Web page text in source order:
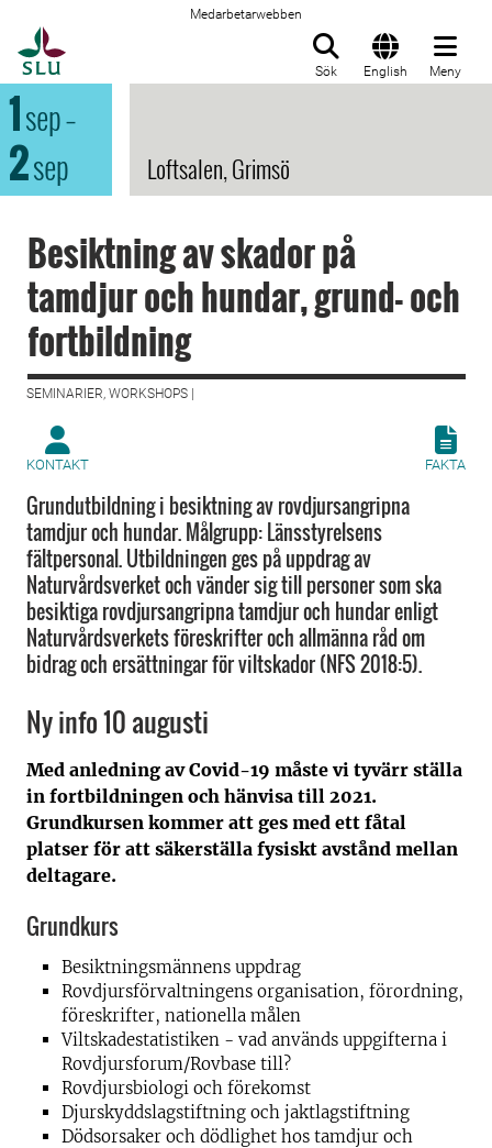
Medarbetarwebben
Sök English Meny
1sep–
2sep Loftsalen, Grimsö
Besiktning av skador på
tamdjur och hundar, grund- och
fortbildning
SEMINARIER, WORKSHOPS |
KONTAKT FAKTA
Grundutbildning i besiktning av rovdjursangripna
tamdjur och hundar. Målgrupp: Länsstyrelsens
fältpersonal. Utbildningen ges på uppdrag av
Naturvårdsverket och vänder sig till personer som ska
besiktiga rovdjursangripna tamdjur och hundar enligt
Naturvårdsverkets föreskrifter och allmänna råd om
bidrag och ersättningar för viltskador (NFS 2018:5).
Ny info 10 augusti
Med anledning av Covid-19 måste vi tyvärr ställa
in fortbildningen och hänvisa till 2021.
Grundkursen kommer att ges med ett fåtal
platser för att säkerställa fysiskt avstånd mellan
deltagare.
Grundkurs
Besiktningsmännens uppdrag
Rovdjursförvaltningens organisation, förordning,
föreskrifter, nationella målen
Viltskadestatistiken - vad används uppgifterna i
Rovdjursforum/Rovbase till?
Rovdjursbiologi och förekomst
Djurskyddslagstiftning och jaktlagstiftning
Dödsorsaker och dödlighet hos tamdjur och